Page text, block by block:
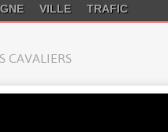
VILLE TRAFIC
CAVALIERS